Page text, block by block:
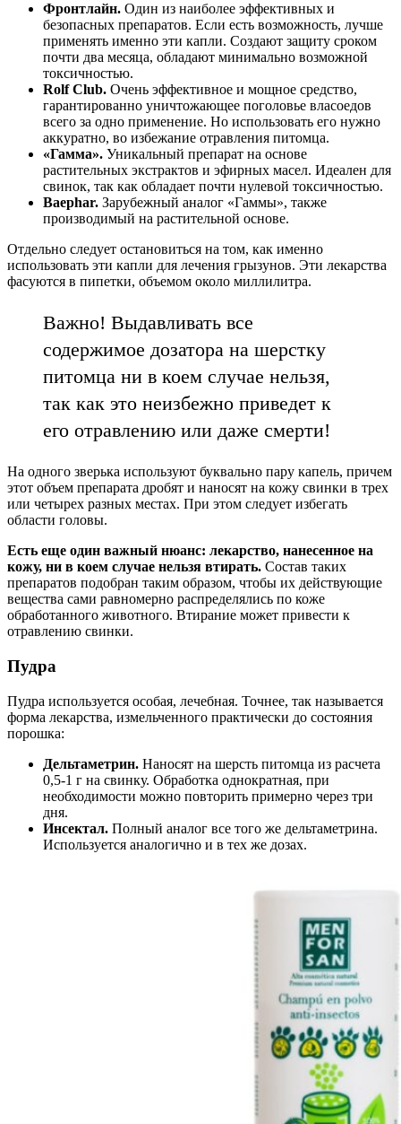
Фронтлайн. Один из наиболее эффективных и
безопасных препаратов. Если есть возможность, лучше
применять именно эти капли. Создают защиту сроком
почти два месяца, обладают минимально возможной
токсичностью.
Rolf Club. Очень эффективное и мощное средство,
гарантированно уничтожающее поголовье власоедов
всего за одно применение. Но использовать его нужно
аккуратно, во избежание отравления питомца.
«Гамма». Уникальный препарат на основе
растительных экстрактов и эфирных масел. Идеален для
свинок, так как обладает почти нулевой токсичностью.
Baephar. Зарубежный аналог «Гаммы», также
производимый на растительной основе.
Отдельно следует остановиться на том, как именно
использовать эти капли для лечения грызунов. Эти лекарства
фасуются в пипетки, объемом около миллилитра.
Важно! Выдавливать все
содержимое дозатора на шерстку
питомца ни в коем случае нельзя,
так как это неизбежно приведет к
его отравлению или даже смерти!
На одного зверька используют буквально пару капель, причем
этот объем препарата дробят и наносят на кожу свинки в трех
или четырех разных местах. При этом следует избегать
области головы.
Есть еще один важный нюанс: лекарство, нанесенное на
кожу, ни в коем случае нельзя втирать. Состав таких
препаратов подобран таким образом, чтобы их действующие
вещества сами равномерно распределялись по коже
обработанного животного. Втирание может привести к
отравлению свинки.
Пудра
Пудра используется особая, лечебная. Точнее, так называется
форма лекарства, измельченного практически до состояния
порошка:
Дельтаметрин. Наносят на шерсть питомца из расчета
0,5-1 г на свинку. Обработка однократная, при
необходимости можно повторить примерно через три
дня.
Инсектал. Полный аналог все того же дельтаметрина.
Используется аналогично и в тех же дозах.